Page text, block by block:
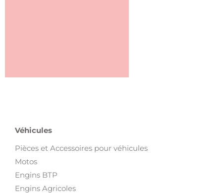
Véhicules
Pièces et Accessoires pour véhicules
Motos
Engins BTP
Engins Agricoles